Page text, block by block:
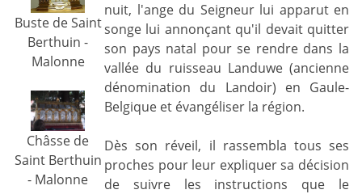
Buste de Saint
Berthuin -
Malonne
Châsse de
Saint Berthuin
- Malonne
nuit, l'ange du Seigneur lui apparut en
songe lui annonçant qu'il devait quitter
son pays natal pour se rendre dans la
vallée du ruisseau Landuwe (ancienne
dénomination du Landoir) en Gaule-
Belgique et évangéliser la région.
Dès son réveil, il rassembla tous ses
proches pour leur expliquer sa décision
de suivre les instructions que le